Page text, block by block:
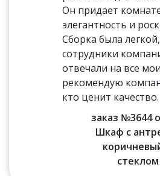
Он придает
элегантность и
Сборка была
сотрудники
отвечали на все
рекомендую
кто ценит качество.
заказ №3644
Шкаф с